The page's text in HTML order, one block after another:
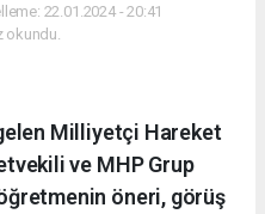
22.01.2024 - 20:41
okundu.
Milliyetçi Hareket
ve MHP Grup
öneri, görüş